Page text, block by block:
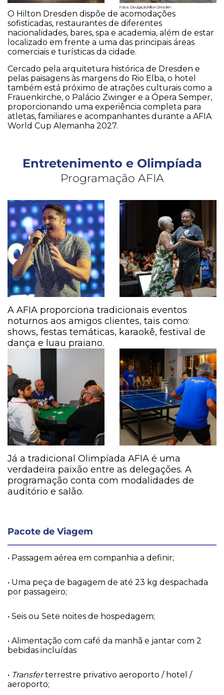
Fotos: Divulgação/Hilton Dresden
O Hilton Dresden dispõe de acomodações
sofisticadas, restaurantes de diferentes
nacionalidades, bares, spa e academia, além de estar
localizado em frente a uma das principais áreas
comerciais e turísticas da cidade.
Cercado pela arquitetura histórica de Dresden e
pelas paisagens às margens do Rio Elba, o hotel
também está próximo de atrações culturais como a
Frauenkirche, o Palácio Zwinger e a Ópera Semper,
proporcionando uma experiência completa para
atletas, familiares e acompanhantes durante a AFIA
World Cup Alemanha 2027.
Entretenimento e Olimpíada
Programação AFIA
A AFIA proporciona tradicionais eventos
noturnos aos amigos clientes, tais como:
shows, festas temáticas, karaokê, festival de
dança e luau praiano.
Já a tradicional Olimpíada AFIA é uma
verdadeira paixão entre as delegações. A
programação conta com modalidades de
auditório e salão.
Pacote de Viagem
• Passagem aérea em companhia a definir;
• Uma peça de bagagem de até 23 kg despachada
por passageiro;
• Seis ou Sete noites de hospedagem;
• Alimentação com café da manhã e jantar com 2
bebidas incluídas
• Transferterrestre privativo aeroporto / hotel /
aeroporto;